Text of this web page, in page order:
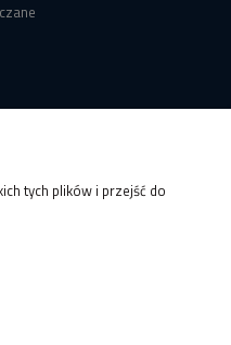
tych plików i przejść do